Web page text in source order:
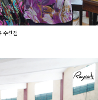
수선점